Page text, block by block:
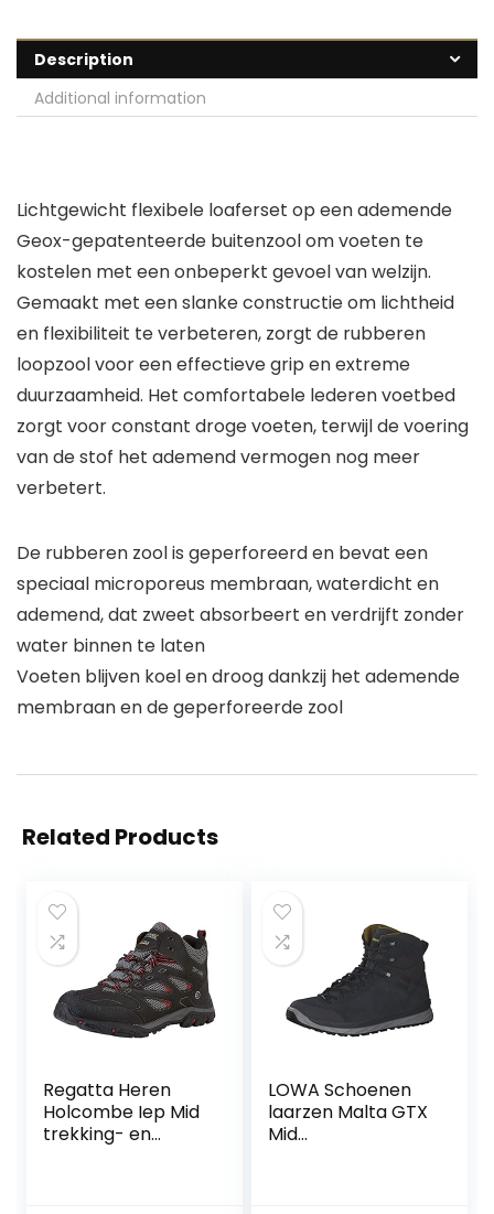
Description
Additional information
Lichtgewicht flexibele loaferset op een ademende
Geox-gepatenteerde buitenzool om voeten te
kostelen met een onbeperkt gevoel van welzijn.
Gemaakt met een slanke constructie om lichtheid
en flexibiliteit te verbeteren, zorgt de rubberen
loopzool voor een effectieve grip en extreme
duurzaamheid. Het comfortabele lederen voetbed
zorgt voor constant droge voeten, terwijl de voering
van de stof het ademend vermogen nog meer
verbetert.
De rubberen zool is geperforeerd en bevat een
speciaal microporeus membraan, waterdicht en
ademend, dat zweet absorbeert en verdrijft zonder
water binnen te laten
Voeten blijven koel en droog dankzij het ademende
membraan en de geperforeerde zool
Related Products
Regatta Heren
Holcombe Iep Mid
trekking- en
LOWA Schoenen
laarzen Malta GTX
Mid